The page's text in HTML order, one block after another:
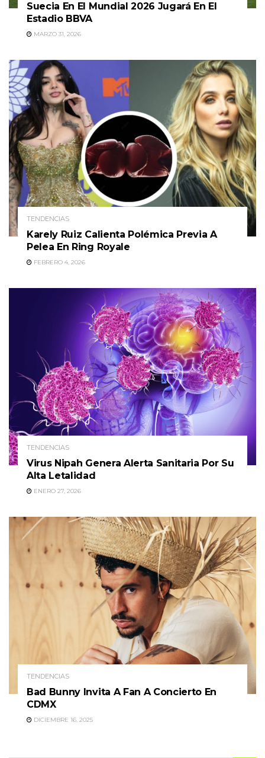
Suecia En El Mundial 2026 Jugará En El
Estadio BBVA
MARZO 31, 2026
TENDENCIAS
Karely Ruiz Calienta Polémica Previa A
Pelea En Ring Royale
FEBRERO 4, 2026
TENDENCIAS
Virus Nipah Genera Alerta Sanitaria Por Su
Alta Letalidad
ENERO 27, 2026
TENDENCIAS
Bad Bunny Invita A Fan A Concierto En
CDMX
DICIEMBRE 16, 2025